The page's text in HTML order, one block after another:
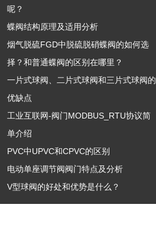
呢？
蝶阀结构原理及适用分析
烟气脱硫FGD中脱硫脱硝蝶阀的如何选
择？和普通蝶阀的区别在哪里？
一片式球阀、二片式球阀和三片式球阀的
优缺点
工业互联网-阀门MODBUS_RTU协议简
单介绍
PVC中UPVC和CPVC的区别
电动单座调节阀阀门特点及分析
V型球阀的好处和优势是什么？